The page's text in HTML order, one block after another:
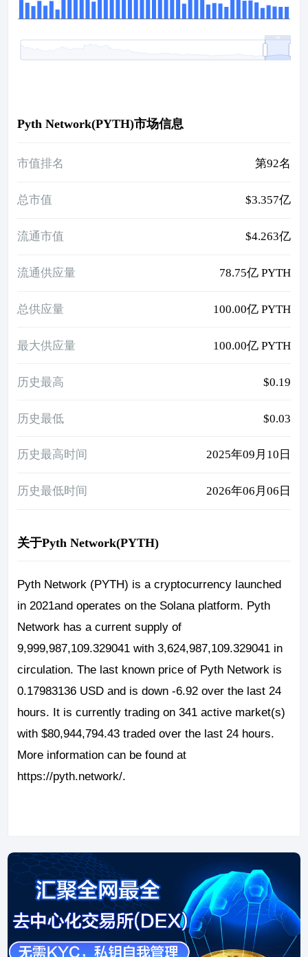
Pyth Network(PYTH)市场信息
市值排名 第92名
总市值 $3.357亿
流通市值 $4.263亿
流通供应量 78.75亿 PYTH
总供应量 100.00亿 PYTH
最大供应量 100.00亿 PYTH
历史最高 $0.19
历史最低 $0.03
历史最高时间 2025年09月10日
历史最低时间 2026年06月06日
关于Pyth Network(PYTH)
Pyth Network (PYTH) is a cryptocurrency launched
in 2021and operates on the Solana platform. Pyth
Network has a current supply of
9,999,987,109.329041 with 3,624,987,109.329041 in
circulation. The last known price of Pyth Network is
0.17983136 USD and is down -6.92 over the last 24
hours. It is currently trading on 341 active market(s)
with $80,944,794.43 traded over the last 24 hours.
More information can be found at
https://pyth.network/.